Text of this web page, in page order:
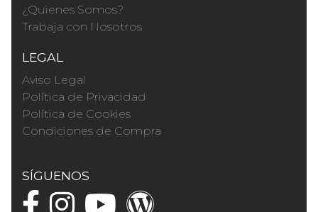
¿Quienes Somos?
Trabaja con Nosotros
LEGAL
Aviso Legal
Política de Privacidad
Política de Cookies
Condiciones de Compra
SÍGUENOS